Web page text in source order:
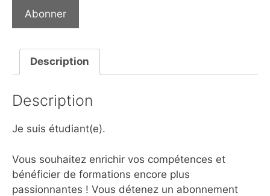
Abonner
Description
Description
Je suis étudiant(e).
Vous souhaitez enrichir vos compétences et
bénéficier de formations encore plus
passionnantes ! Vous détenez un abonnement